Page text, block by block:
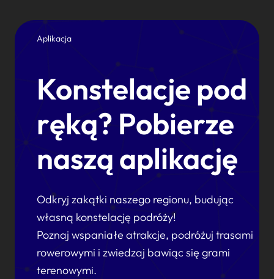
Aplikacja
Konstelacje pod
ręką? Pobierze
naszą aplikację
Odkryj zakątki naszego regionu, budując
własną konstelację podróży!
Poznaj wspaniałe atrakcje, podróżuj trasami
rowerowymi i zwiedzaj bawiąc się grami
terenowymi.